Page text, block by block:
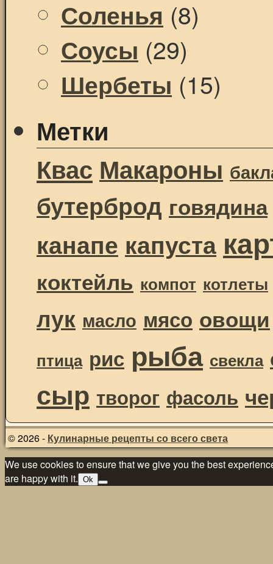
Соленья (8)
Соусы (29)
Шербеты (15)
Метки
Квас Макароны
бутерброд говядина
канапе капуста
коктейль компот котлеты
лук масло мясо овощи
птица рис рыба свекла
сыр творог фасоль
© 2026 - Кулинарные рецепты со всего света
We use cookies to ensure that we give you the best
are happy with it. Ok